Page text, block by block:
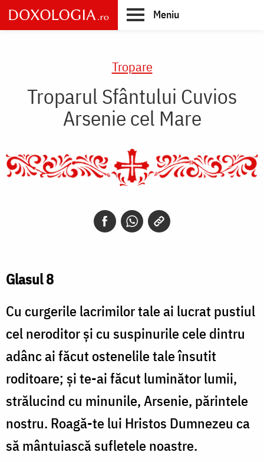
Skip
to
main
Meniu
Tropare
Troparul Sfântului Cuvios
Arsenie cel Mare
Glasul 8
Cu curgerile lacrimilor tale ai lucrat pustiul
cel neroditor şi cu suspinurile cele dintru
adânc ai făcut ostenelile tale însutit
roditoare; şi te-ai făcut luminător lumii,
strălucind cu minunile, Arsenie, părintele
nostru. Roagă-te lui Hristos Dumnezeu ca
să mântuiască sufletele noastre.